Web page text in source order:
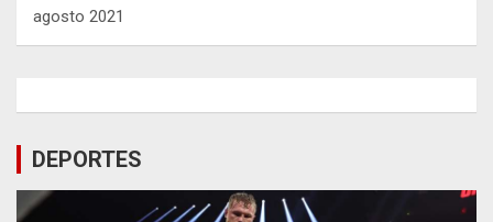
agosto 2021
DEPORTES